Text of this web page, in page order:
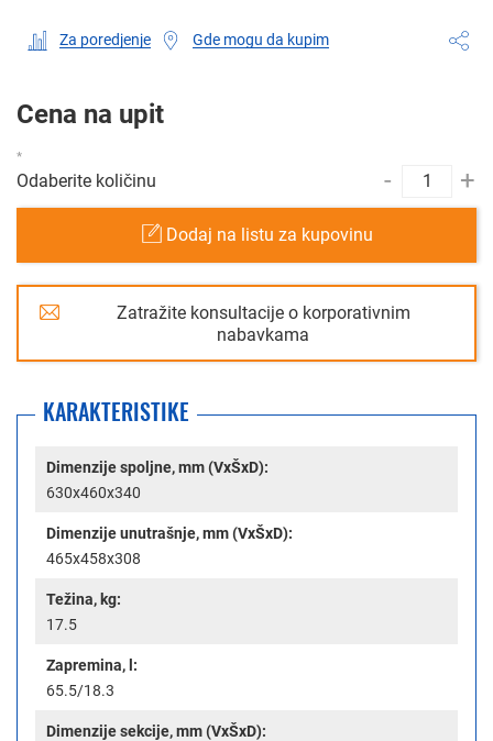
Za poredjenje Gde mogu da kupim
Cena na upit
Odaberite količinu - +
Dodaj na listu za kupovinu
Zatražite konsultacije o korporativnim
nabavkama
KARAKTERISTIKE
Dimenzije spoljne, mm (VxŠxD):
630x460x340
Dimenzije unutrašnje, mm (VxŠxD):
465x458x308
Težina, kg:
17.5
Zapremina, l:
65.5/18.3
Dimenzije sekcije, mm (VxŠxD):